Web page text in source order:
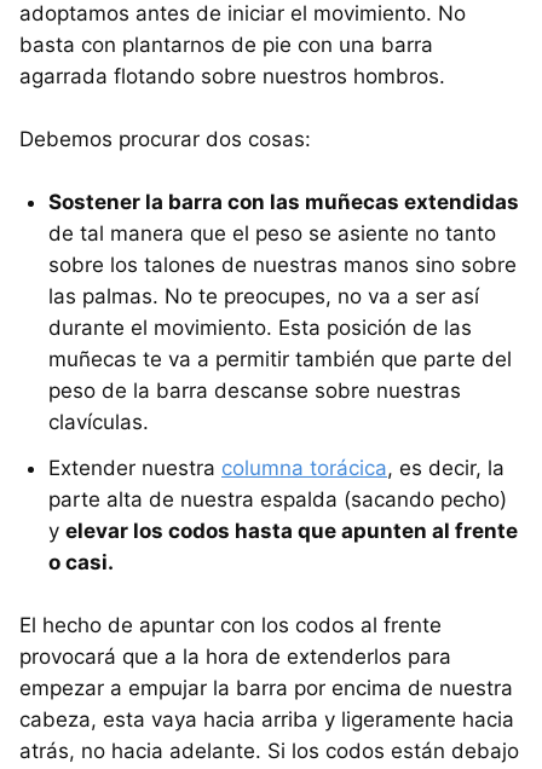
adoptamos antes de iniciar el movimiento. No
basta con plantarnos de pie con una barra
agarrada flotando sobre nuestros hombros.
Debemos procurar dos cosas:
Sostener la barra con las muñecas extendidas
de tal manera que el peso se asiente no tanto
sobre los talones de nuestras manos sino sobre
las palmas. No te preocupes, no va a ser así
durante el movimiento. Esta posición de las
muñecas te va a permitir también que parte del
peso de la barra descanse sobre nuestras
clavículas.
Extender nuestra columna torácica, es decir, la
parte alta de nuestra espalda (sacando pecho)
y elevar los codos hasta que apunten al frente
o casi.
El hecho de apuntar con los codos al frente
provocará que a la hora de extenderlos para
empezar a empujar la barra por encima de nuestra
cabeza, esta vaya hacia arriba y ligeramente hacia
atrás, no hacia adelante. Si los codos están debajo